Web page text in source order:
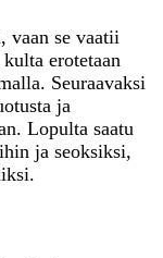
vaan se vaatii
erotetaan
Seuraavaksi
ja
Lopulta saatu
ja seoksiksi,